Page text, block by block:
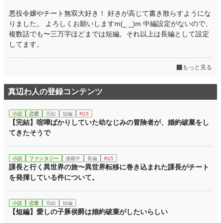
月間ポイント 21,036 pt (2,248 位)
年間ポイント 205,438 pt (3,024 位)
累計ポイント
悪役令嬢やチート無双大好き！ 好きが高じて書き散らすようにな
りました。 よろしくお願いしますm(_ _)m 中編設定がないので、
複数話でも〜三万字ほどまでは短編。それ以上は長編として設定
してます。
もっと見る
真辺わ人の登録コンテンツ
小説 恋愛 完結 短編 R15
【完結】喧嘩ばかりしていた幼なじみの冒険者が、婚約破棄をし
てきたそうで
小説 ファンタジー 連載中 長編 R15
課長と行く異世界の旅〜異世界転移に巻き込まれた課長がチート
を発揮している件について。
小説 恋愛 完結 短編
【短編】愛しの子豚侯爵は婚約破棄がしたいらしい